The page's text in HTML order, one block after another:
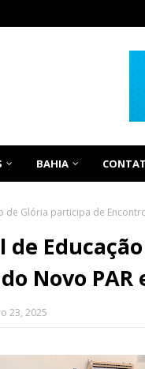
BAHIA
de Glória participa de
Novo PAR
23, 2025